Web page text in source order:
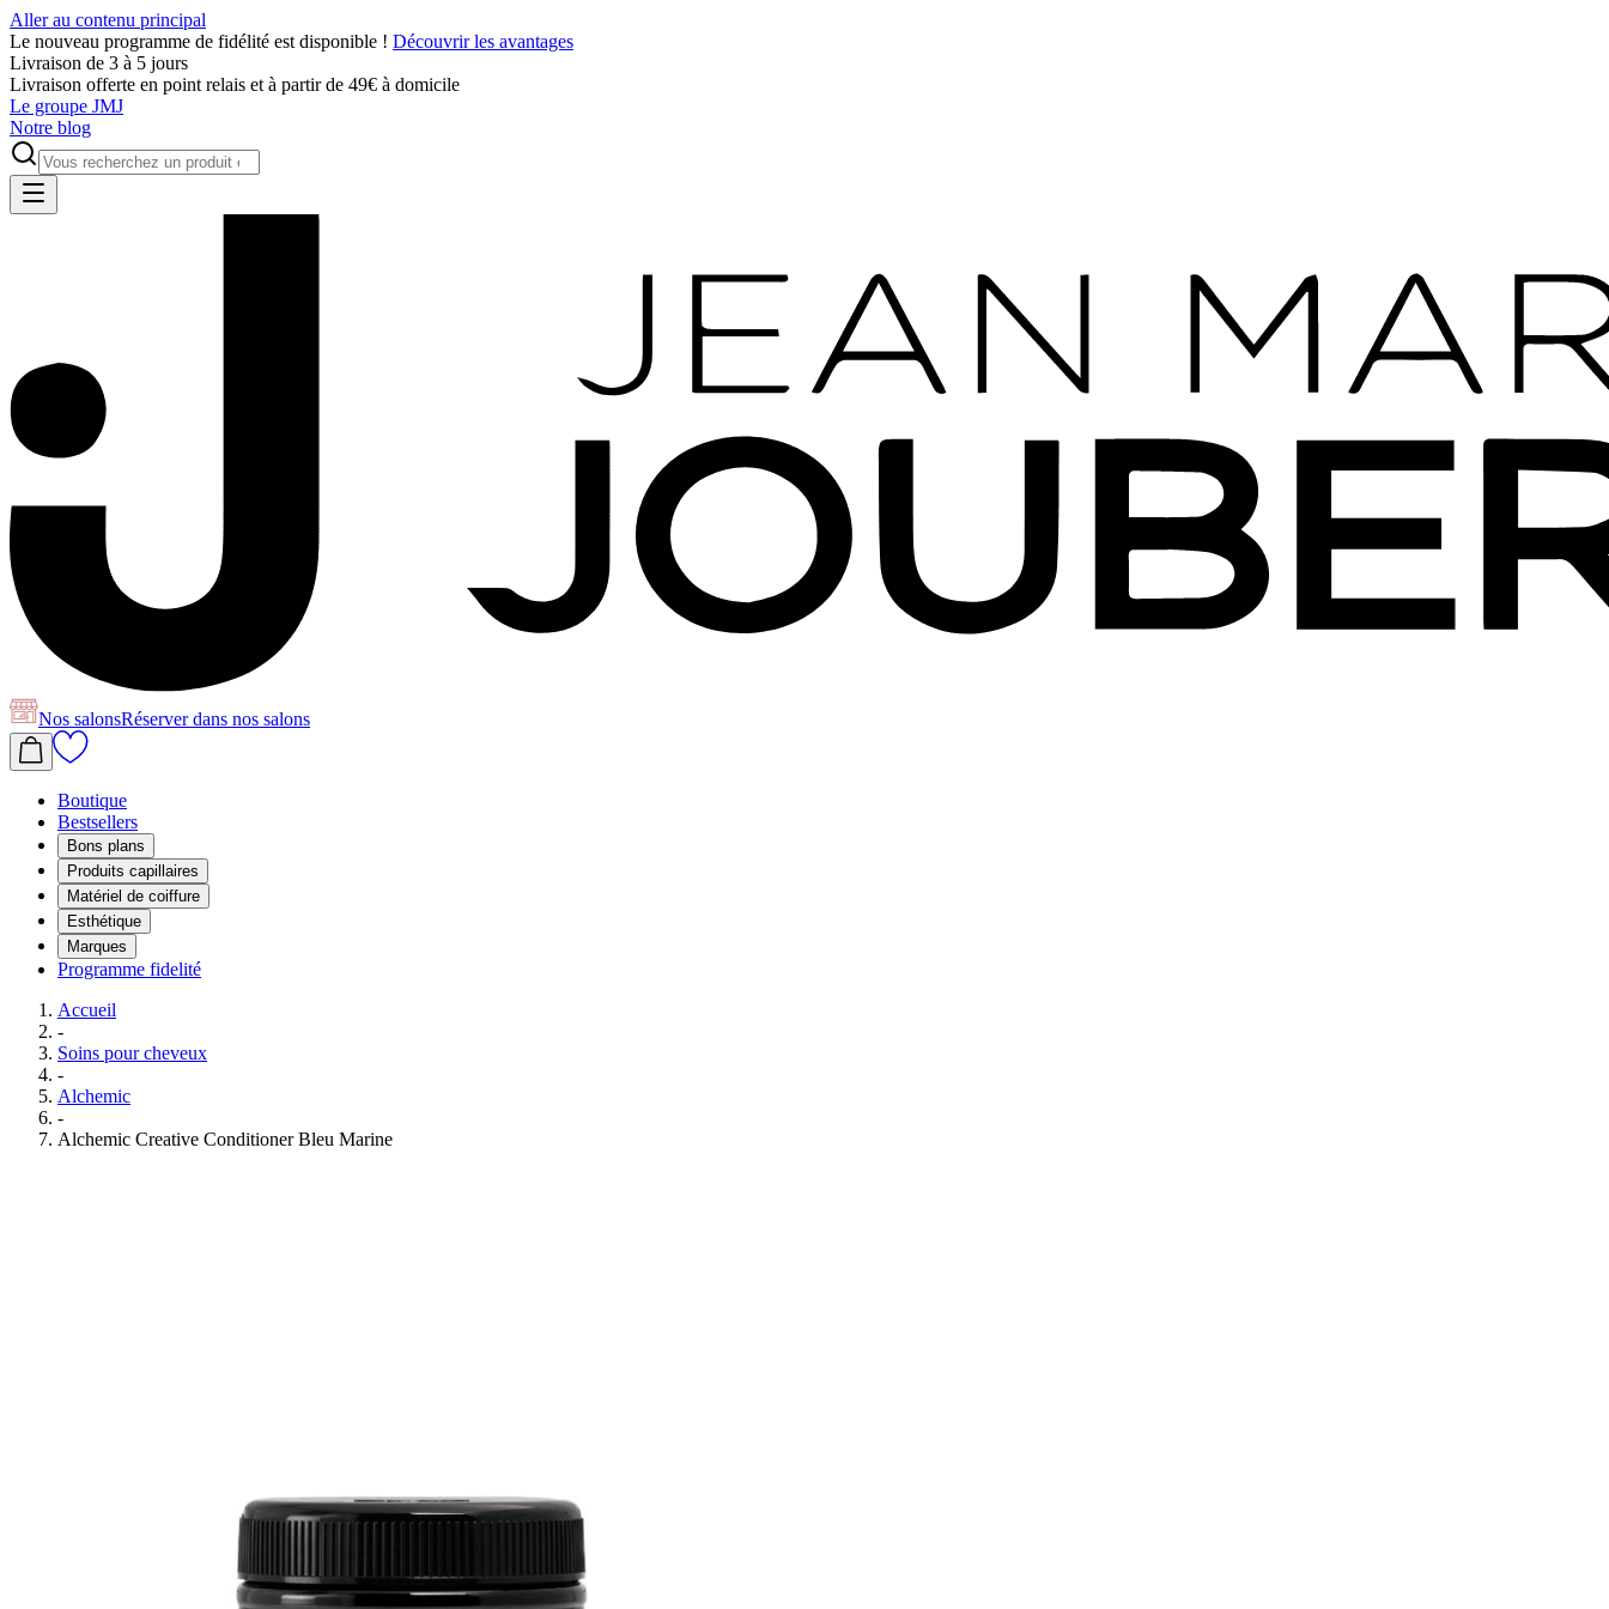
Aller au contenu principal
Le nouveau programme de fidélité est disponible ! Découvrir les avantages
Livraison de 3 à 5 jours
Livraison offerte en point relais et à partir de 49€ à domicile
Le groupe JMJ
Notre blog
Nos salonsRéserverdans nos salons
Boutique
Bestsellers
Bons plans
Produits capillaires
Matériel de coiffure
Esthétique
Marques
Programme fidelité
Accueil
-
Soins pour cheveux
-
Alchemic
-
Alchemic Creative Conditioner Bleu Marine